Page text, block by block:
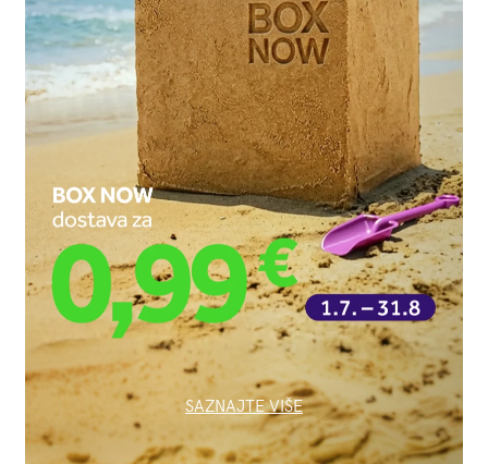
SAZNAJTE VIŠE